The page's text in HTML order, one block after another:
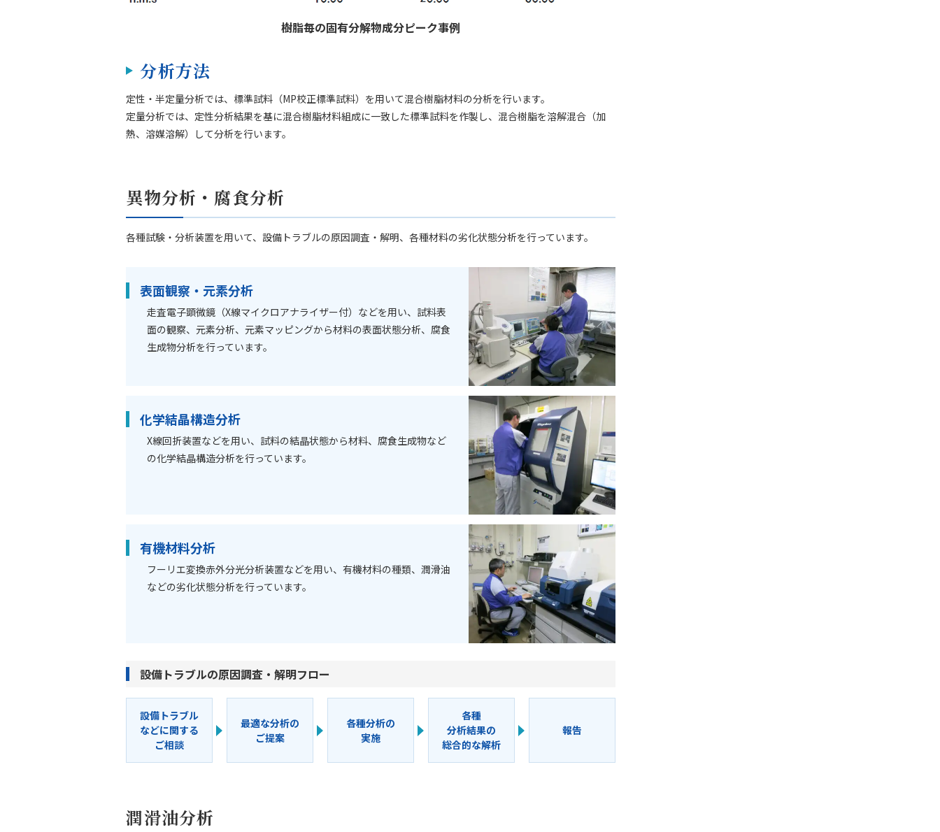
樹脂毎の固有分解物成分ピーク事例
分析方法
定性・半定量分析では、標準試料（MP校正標準試料）を用いて混合樹脂材料の分析を行います。
定量分析では、定性分析結果を基に混合樹脂材料組成に一致した標準試料を作製し、混合樹脂を溶解混合（加
熱、溶媒溶解）して分析を行います。
異物分析・腐食分析
各種試験・分析装置を用いて、設備トラブルの原因調査・解明、各種材料の劣化状態分析を行っています。
表面観察・元素分析
走査電子顕微鏡（X線マイクロアナライザー付）などを用い、試料表
面の観察、元素分析、元素マッピングから材料の表面状態分析、腐食
生成物分析を行っています。
化学結晶構造分析
X線回折装置などを用い、試料の結晶状態から材料、腐食生成物など
の化学結晶構造分析を行っています。
有機材料分析
フーリエ変換赤外分光分析装置などを用い、有機材料の種類、潤滑油
などの劣化状態分析を行っています。
設備トラブルの原因調査・解明フロー
設備トラブル
などに関する
ご相談
最適な分析の
ご提案
各種分析の
実施
各種
分析結果の
総合的な解析
報告
潤滑油分析